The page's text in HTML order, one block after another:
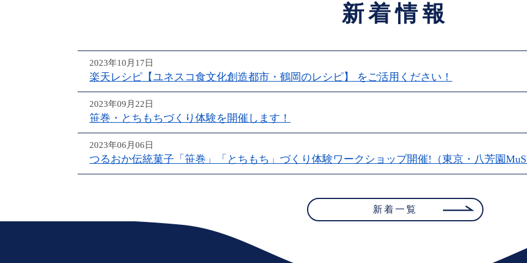
新着情報
2023年10月17日
楽天レシピ【ユネスコ食文化創造都市・鶴岡のレシピ】 をご活用ください！
2023年09月22日
笹巻・とちもちづくり体験を開催します！
2023年06月06日
つるおか伝統菓子「笹巻」「とちもち」づくり体験ワークショップ開催!（東京・八芳園
新着一覧